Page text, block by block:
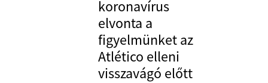
koronavírus
elvonta a
figyelmünket az
Atlético elleni
visszavágó előtt